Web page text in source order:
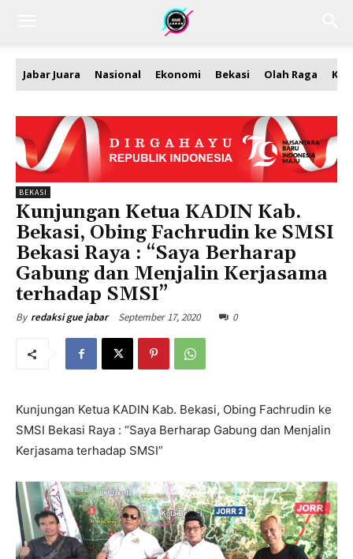
Jabar Juara Nasional Ekonomi Bekasi Olah Raga
BEKASI
Kunjungan Ketua KADIN Kab.
Bekasi, Obing Fachrudin ke SMSI
Bekasi Raya : “Saya Berharap
Gabung dan Menjalin Kerjasama
terhadap SMSI”
By redaksi gue jabar September 17, 2020 0
Kunjungan Ketua KADIN Kab. Bekasi, Obing Fachrudin ke
SMSI Bekasi Raya : “Saya Berharap Gabung dan Menjalin
Kerjasama terhadap SMSI”